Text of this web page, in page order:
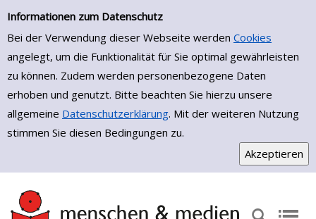
Einfache Suche
Informationen zum Datenschutz
Bei der Verwendung dieser Webseite werden Cookies
angelegt, um die Funktionalität für Sie optimal gewährleisten
zu können. Zudem werden personenbezogene Daten
erhoben und genutzt. Bitte beachten Sie hierzu unsere
allgemeine Datenschutzerklärung. Mit der weiteren Nutzung
stimmen Sie diesen Bedingungen zu.
Zur Detailanzeige springen